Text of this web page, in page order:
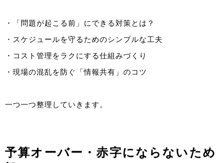
・
「問題が起こる前」にできる対策とは？
・スケジュールを守るためのシンプルな工夫
・コスト管理をラクにする仕組みづくり
・現場の混乱を防ぐ「情報共有」のコツ
一つ一つ整理していきます。
予算オーバー・赤字にならないため